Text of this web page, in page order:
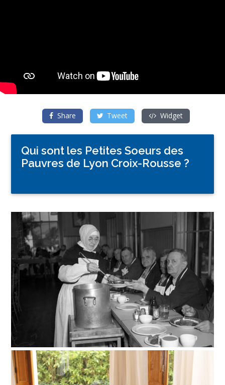
Share Tweet Widget
Qui sont les Petites Soeurs des
Pauvres de Lyon Croix-Rousse ?